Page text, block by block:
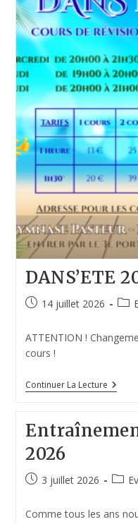
DANS’ETE
14 juillet 2026
ATTENTION !
cours !
Continuer La Lecture
2026
3 juillet 2026
Comme tous les ans